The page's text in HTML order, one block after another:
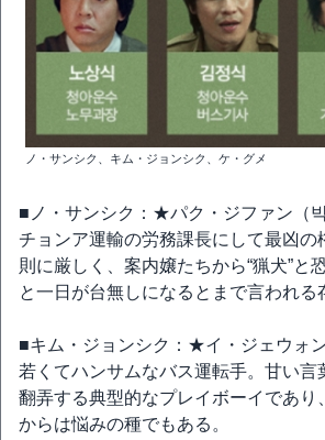
ノ・サンシク、キム・ジョンシク、ケ・グメ
■ノ・サンシク：★パク・ジファン（
チョンア運輸の労務課長にして最凶の
則に厳しく、案内嬢たちから“猟犬”と
と一日が台無しになるとまで言われる
■キム・ジョンシク：★イ・ジェウォン
若くてハンサムなバス運転手。甘い言
翻弄する典型的なプレイボーイであり
からは悩みの種でもある。